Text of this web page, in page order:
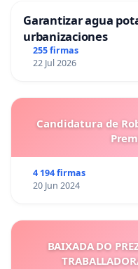
Garantizar agua
urbanizaciones
255 firmas
22 Jul 2026
Candidatura de
4 194 firmas
20 Jun 2024
BAIXADA DO